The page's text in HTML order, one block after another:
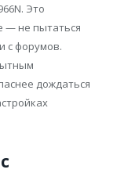
Это
— не пытаться
с форумов.
дождаться